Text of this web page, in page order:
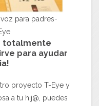
para padres-
totalmente
para ayudar
proyecto T-Eye y
a tu hij@, puedes